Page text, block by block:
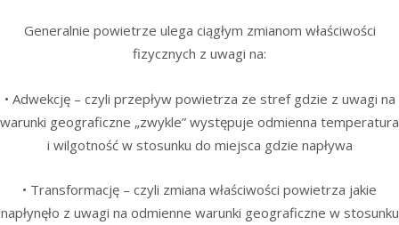
Generalnie powietrze ulega ciągłym zmianom właściwości
fizycznych z uwagi na:
• Adwekcję – czyli przepływ powietrza ze stref gdzie z uwagi na
warunki geograficzne „zwykle” występuje odmienna temperatura
i wilgotność w stosunku do miejsca gdzie napływa
• Transformację – czyli zmiana właściwości powietrza jakie
napłynęło z uwagi na odmienne warunki geograficzne w stosunku